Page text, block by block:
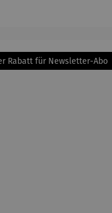
Rabatt für Newsletter-Abo